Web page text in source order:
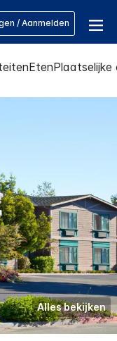
/ Aanmelden
EtenPlaatselijke
Alles bekijken